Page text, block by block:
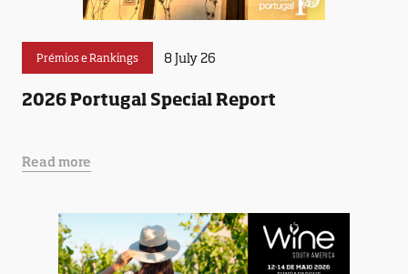
Prémios e Rankings 8 July 26
2026 Portugal Special Report
Read more